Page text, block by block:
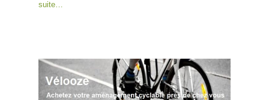
suite…